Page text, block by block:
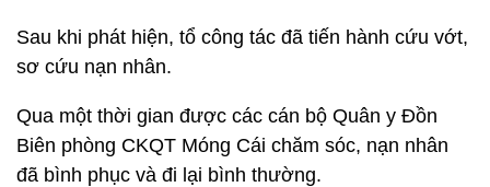
Sau khi phát hiện, tổ công tác đã tiến hành cứu vớt,
sơ cứu nạn nhân.
Qua một thời gian được các cán bộ Quân y Đồn
Biên phòng CKQT Móng Cái chăm sóc, nạn nhân
đã bình phục và đi lại bình thường.